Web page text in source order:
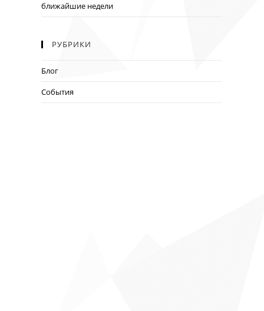
ближайшие недели
РУБРИКИ
Блог
События